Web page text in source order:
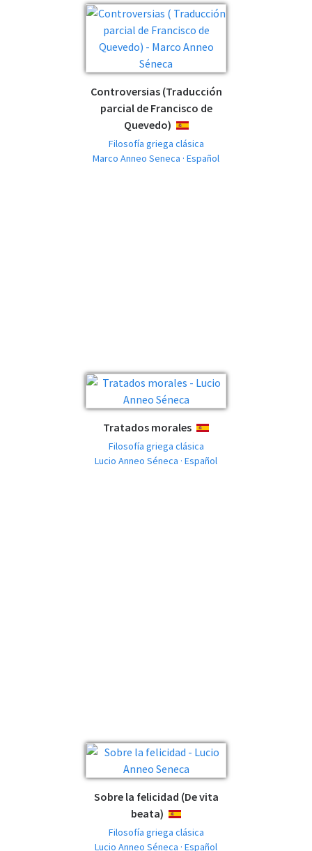
Controversias (Traducción
parcial de Francisco de
Quevedo)
ESPAÑOL
Filosofía griega clásica
Marco Anneo Seneca · Español
Tratados morales ESPAÑOL
Filosofía griega clásica
Lucio Anneo Séneca · Español
Sobre la felicidad (De vita
beata)
ESPAÑOL
Filosofía griega clásica
Lucio Anneo Séneca · Español